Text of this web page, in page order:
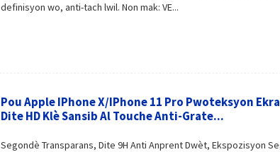
definisyon wo, anti-tach lwil. Non mak: VE...
Pou Apple IPhone X/iPhone 11 Pro Pwoteksyon
Dite HD Klè Sansib Al Touche Anti-Grate...
Segondè Transparans, Dite 9H Anti Anprent Dwèt, Ekspozisyon